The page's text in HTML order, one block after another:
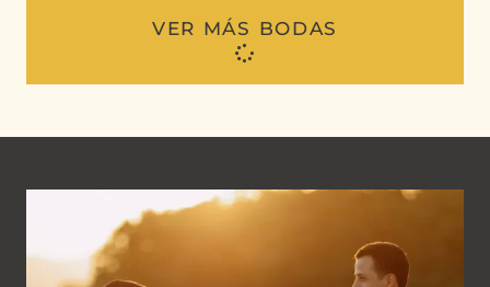
VER MÁS BODAS